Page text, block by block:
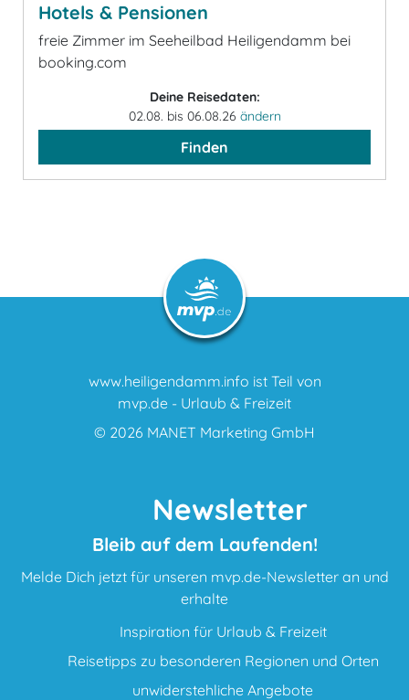
Hotels & Pensionen
freie Zimmer im Seeheilbad Heiligendamm bei
booking.com
Deine Reisedaten:
02.08. bis 06.08.26 ändern
Finden
www.heiligendamm.info ist Teil von
mvp.de - Urlaub & Freizeit
© 2026 MANET Marketing GmbH
Newsletter
Bleib auf dem Laufenden!
Melde Dich jetzt für unseren mvp.de-Newsletter an und
erhalte
Inspiration für Urlaub & Freizeit
Reisetipps zu besonderen Regionen und Orten
unwiderstehliche Angebote